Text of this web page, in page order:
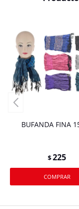
BUFANDA FINA
$225